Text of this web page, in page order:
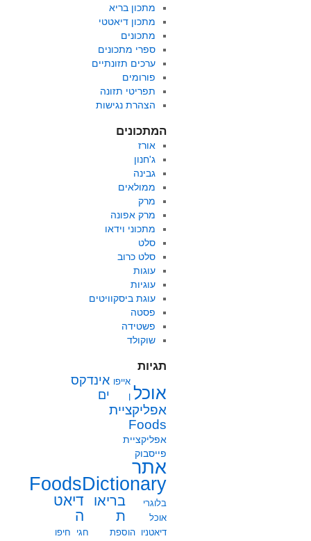
מתכון בריא
מתכון דיאטטי
מתכונים
ספרי מתכונים
ערכים תזונתיים
פורומים
תפריטי תזונה
הצהרת נגישות
המתכונים
אורז
ג'חנון
גבינה
ממולאים
מרק
מרק אפונה
מתכוני וידאו
סלט
סלט כרוב
עוגות
עוגיות
עוגת ביסקוויטים
פסטה
פשטידה
שוקולד
תגיות
אוכל
אייפו
ן
אינדקס
ים
אפליקציית
Foods
אפליקציית
פייסבוק
אתר
FoodsDictionary
בלוגרי
אוכל
בריאו
ת
דיאט
ה
דיאטניו הוספת
חגי
חיפו